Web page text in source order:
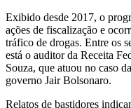
Exibido desde 2017, o
ações de fiscalização e
tráfico de drogas. Entre os
está o auditor da Receita
Souza, que atuou no caso
governo Jair Bolsonaro.
Relatos de bastidores